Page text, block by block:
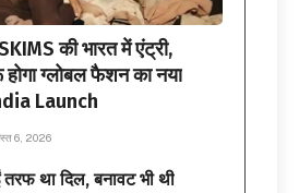
की भारत में एंट्री,
ग्लोबल फैशन का नया
Launch
6, 2026
तरफ था दिल, बनावट भी थी